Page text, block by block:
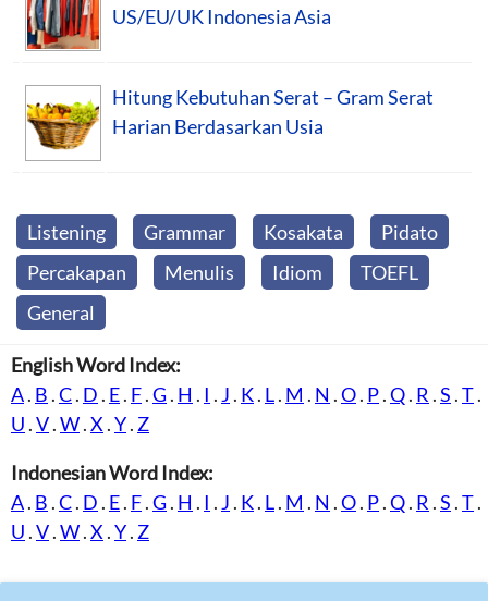
US/EU/UK Indonesia Asia
Hitung Kebutuhan Serat – Gram Serat
Harian Berdasarkan Usia
Listening Grammar Kosakata
Pidato
Percakapan
Menulis Idiom
TOEFL
General
English Word Index:
A. B .C. D . E. F.G. H . I . J . K. L. M . N .O. P.Q. R .S .T.
U .V.W.X .Y. Z
Indonesian Word Index:
A. B .C. D . E. F.G. H . I . J . K. L. M . N .O. P.Q. R .S .T.
U .V.W.X .Y. Z